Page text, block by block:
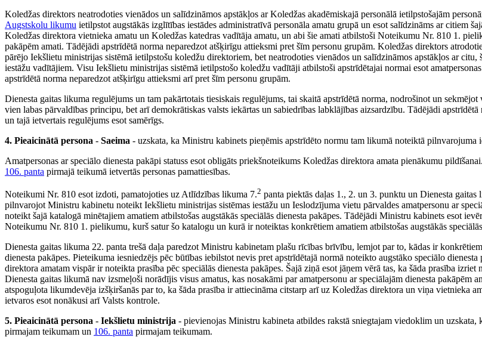
Koledžas direktors neatrodoties vienādos un salīdzināmos apstākļos ar Koledžas akadēmiskajā personālā ietilpstošajām
Augstskolu likumu ietilpstot augstākās izglītības iestādes administratīvā personāla amatu grupā un esot salīdzināms ar citiem
Koledžas direktora vietnieka amatu un Koledžas katedras vadītāja amatu, un abi šie amati atbilstoši Noteikumu Nr. 810 1.
pakāpēm amati. Tādējādi apstrīdētā norma neparedzot atšķirīgu attieksmi pret šīm personu grupām. Koledžas direktors
pārējo Iekšlietu ministrijas sistēmā ietilpstošu koledžu direktoriem, bet neatrodoties vienādos un salīdzināmos apstākļos ar citu,
iestāžu vadītājiem. Visu Iekšlietu ministrijas sistēmā ietilpstošo koledžu vadītāji atbilstoši apstrīdētajai normai esot
apstrīdētā norma neparedzot atšķirīgu attieksmi arī pret šīm personu grupām.
Dienesta gaitas likuma regulējums un tam pakārtotais tiesiskais regulējums, tai skaitā apstrīdētā norma, nodrošinot un
vien labas pārvaldības principu, bet arī demokrātiskas valsts iekārtas un sabiedrības labklājības aizsardzību. Tādējādi
un tajā ietvertais regulējums esot samērīgs.
4. Pieaicinātā persona - Saeima - uzskata, ka Ministru kabinets pieņēmis apstrīdēto normu tam likumā noteiktā pilnvarojuma
Amatpersonas ar speciālo dienesta pakāpi statuss esot obligāts priekšnoteikums Koledžas direktora amata pienākumu
106. panta pirmajā teikumā ietvertās personas pamattiesības.
Noteikumi Nr. 810 esot izdoti, pamatojoties uz Atlīdzības likuma 7.2 panta piektās daļas 1., 2. un 3. punktu un Dienesta
pilnvarojot Ministru kabinetu noteikt Iekšlietu ministrijas sistēmas iestāžu un Ieslodzījuma vietu pārvaldes amatpersonu ar
noteikt šajā katalogā minētajiem amatiem atbilstošas augstākās speciālās dienesta pakāpes. Tādējādi Ministru kabinets esot
Noteikumu Nr. 810 1. pielikumu, kurš satur šo katalogu un kurā ir noteiktas konkrētiem amatiem atbilstošas augstākās
Dienesta gaitas likuma 22. panta trešā daļa paredzot Ministru kabinetam plašu rīcības brīvību, lemjot par to, kādas ir
dienesta pakāpes. Pieteikuma iesniedzējs pēc būtības iebilstot nevis pret apstrīdētajā normā noteikto augstāko speciālo
direktora amatam vispār ir noteikta prasība pēc speciālās dienesta pakāpes. Šajā ziņā esot jāņem vērā tas, ka šāda prasība
Dienesta gaitas likumā nav izsmeļoši norādījis visus amatus, kas nosakāmi par amatpersonu ar speciālajām dienesta pakāpēm
atspoguļota likumdevēja izšķiršanās par to, ka šāda prasība ir attiecināma citstarp arī uz Koledžas direktora un viņa vietnieka
ietvaros esot nonākusi arī Valsts kontrole.
5. Pieaicinātā persona - Iekšlietu ministrija - pievienojas Ministru kabineta atbildes rakstā sniegtajam viedoklim un uzskata,
pirmajam teikumam un 106. panta pirmajam teikumam.